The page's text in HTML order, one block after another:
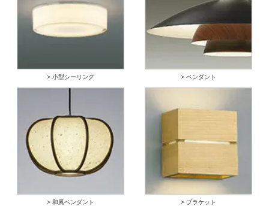
> 小型シーリング > ペンダント
> 和風ペンダント > ブラケット